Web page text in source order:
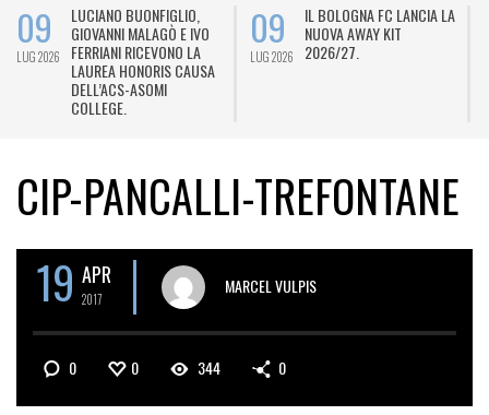
09
LUG 2026
LUCIANO BUONFIGLIO,
GIOVANNI MALAGÒ E IVO
FERRIANI RICEVONO LA
LAUREA HONORIS CAUSA
DELL’ACS-ASOMI
COLLEGE.
09
LUG 2026
IL BOLOGNA FC LANCIA LA
NUOVA AWAY KIT
2026/27.
CIP-PANCALLI-TREFONTANE
19 APR
2017
MARCEL VULPIS
0 0 344 0